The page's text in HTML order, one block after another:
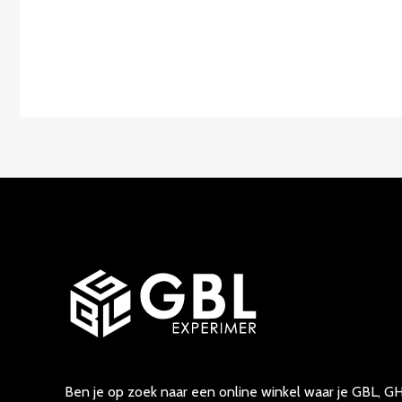
Ben je op zoek naar een online winkel waar je GBL,